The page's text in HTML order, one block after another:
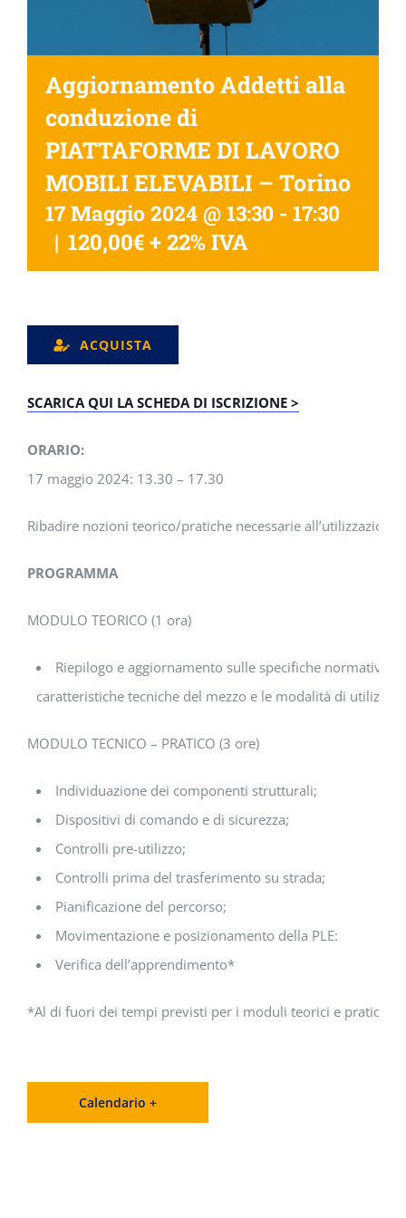
Aggiornamento Addetti alla
conduzione di
PIATTAFORME DI LAVORO
MOBILI ELEVABILI – Torino
17 Maggio 2024 @ 13:30 - 17:30
| 120,00€ + 22% IVA
ACQUISTA
SCARICA QUI LA SCHEDA DI ISCRIZIONE >
ORARIO:
17 maggio 2024: 13.30 – 17.30
Ribadire nozioni teorico/pratiche necessarie
PROGRAMMA
MODULO TEORICO (1 ora)
Riepilogo e aggiornamento sulle specifiche normative
caratteristiche tecniche del mezzo e le modalità di utilizzo
MODULO TECNICO – PRATICO (3 ore)
Individuazione dei componenti strutturali;
Dispositivi di comando e di sicurezza;
Controlli pre-utilizzo;
Controlli prima del trasferimento su strada;
Pianificazione del percorso;
Movimentazione e posizionamento della PLE:
Verifica dell’apprendimento*
*Al di fuori dei tempi previsti per i moduli teorici e pratici.
Calendario +